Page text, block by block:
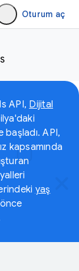
Oturum aç
API, Dijital
başladı. API,
kapsamında
yaş